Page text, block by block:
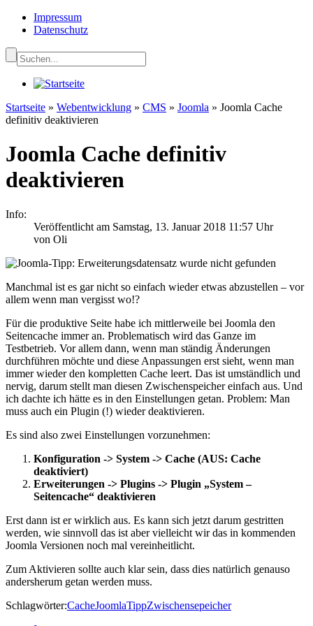
Impressum
Datenschutz
Startseite » Webentwicklung » CMS » Joomla » Joomla Cache
definitiv deaktivieren
Joomla Cache definitiv
deaktivieren
Info:
Veröffentlicht am Samstag, 13. Januar 2018 11:57 Uhr
von Oli
Manchmal ist es gar nicht so einfach wieder etwas abzustellen – vor
allem wenn man vergisst wo!?
Für die produktive Seite habe ich mittlerweile bei Joomla den
Seitencache immer an. Problematisch wird das Ganze im
Testbetrieb. Vor allem dann, wenn man ständig Änderungen
durchführen möchte und diese Anpassungen erst sieht, wenn man
immer wieder den kompletten Cache leert. Das ist umständlich und
nervig, darum stellt man diesen Zwischenspeicher einfach aus. Und
ich dachte ich hätte es in den Einstellungen getan. Problem: Man
muss auch ein Plugin (!) wieder deaktivieren.
Es sind also zwei Einstellungen vorzunehmen:
Konfiguration -> System -> Cache (AUS: Cache
deaktiviert)
Erweiterungen -> Plugins -> Plugin „System –
Seitencache“ deaktivieren
Erst dann ist er wirklich aus. Es kann sich jetzt darum gestritten
werden, wie sinnvoll das ist aber vielleicht wir das in kommenden
Joomla Versionen noch mal vereinheitlicht.
Zum Aktivieren sollte auch klar sein, dass dies natürlich genauso
andersherum getan werden muss.
Schlagwörter:CacheJoomlaTippZwischensepeicher